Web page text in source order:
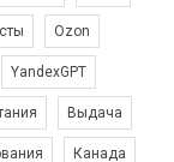
Ozon
YandexGPT
Выдача
Канада